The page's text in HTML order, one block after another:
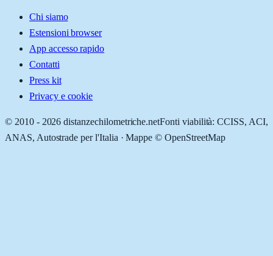
Chi siamo
Estensioni browser
App accesso rapido
Contatti
Press kit
Privacy e cookie
© 2010 - 2026 distanzechilometriche.netFonti viabilità: CCISS, ACI,
ANAS, Autostrade per l'Italia · Mappe © OpenStreetMap